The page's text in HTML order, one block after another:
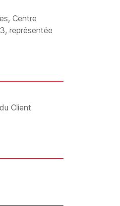
Centre
représentée
Client